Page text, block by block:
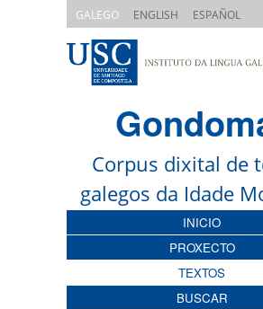
GALEGO ENGLISH ESPAÑOL
Corpus dixital de
galegos da Idade
INICIO
PROXECTO
TEXTOS
BUSCAR